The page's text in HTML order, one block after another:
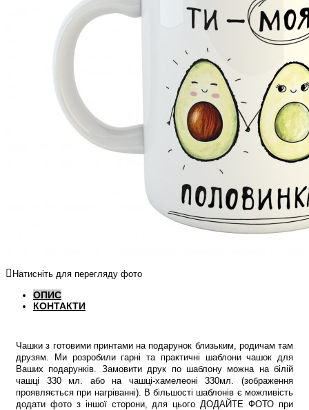
Натисніть для перегляду фото
ОПИС
КОНТАКТИ
Чашки з готовими принтами на подарунок близьким, родичам там
друзям. Ми розробили гарні та практичні шаблони чашок для
Ваших подарунків. Замовити друк по шаблону можна на білій
чашці 330 мл. або на чашці-хамелеоні 330мл. (зображення
проявляється при нагріванні). В більшості шаблонів є можливість
додати фото з іншої сторони, для цього ДОДАЙТЕ ФОТО при